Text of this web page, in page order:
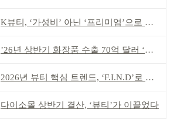
K뷰티, ‘가성비’ 아닌 ‘프리미엄’으로 승부걸어야
’26년 상반기 화장품 수출 70억 달러 ‘역대 최고’
2026년 뷰티 핵심 트렌드, ‘F.I.N.D’로 읽는다
다이소몰 상반기 결산, ‘뷰티’가 이끌었다